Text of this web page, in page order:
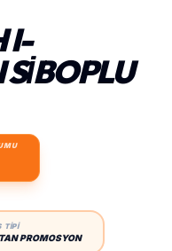
I-
TİPİ
PROMOSYON